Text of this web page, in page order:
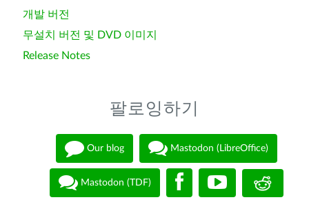
개발 버전
무설치 버전 및 DVD 이미지
Release Notes
팔로잉하기
Our blog Mastodon (LibreOffice)
Mastodon (TDF)